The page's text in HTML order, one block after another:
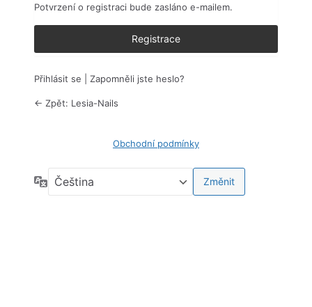
Potvrzení o registraci bude zasláno e-mailem.
Přihlásit se Zapomněli jste heslo?
← Zpět: Lesia-Nails
Obchodní podmínky